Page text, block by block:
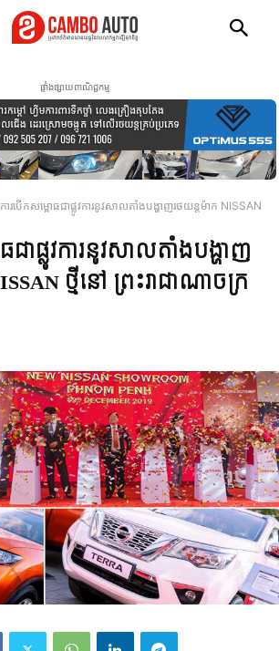
ផ្ទាំងផ្សាយពាណិជ្ជកម្ម
ការបើកសម្ពោធជាផ្លូវការនូវសាលតាំងបង្ហាញរថយន្តម៉ាក NISSAN
ជាផ្លូវការនូវសាលតាំងបង្ហាញ
ថ្មីនៅ ព្រះរាជាណាចក្រ